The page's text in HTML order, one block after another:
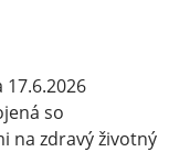
so
na zdravý životný